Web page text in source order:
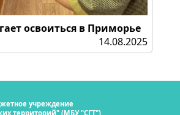
освоиться в Приморье
14.08.2025
учреждение
территорий" (МБУ "СГТ")